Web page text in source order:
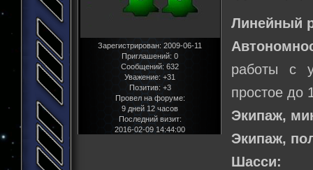
Зарегистрирован: 2009-06-11
Приглашений: 0
Сообщений: 632
Уважение: +31
Позитив: +3
Провел на форуме:
9 дней 12 часов
Последний визит:
2016-02-09 14:44:00
Линейный
работы с
простое до
Экипаж,
Экипаж,
Шасси: